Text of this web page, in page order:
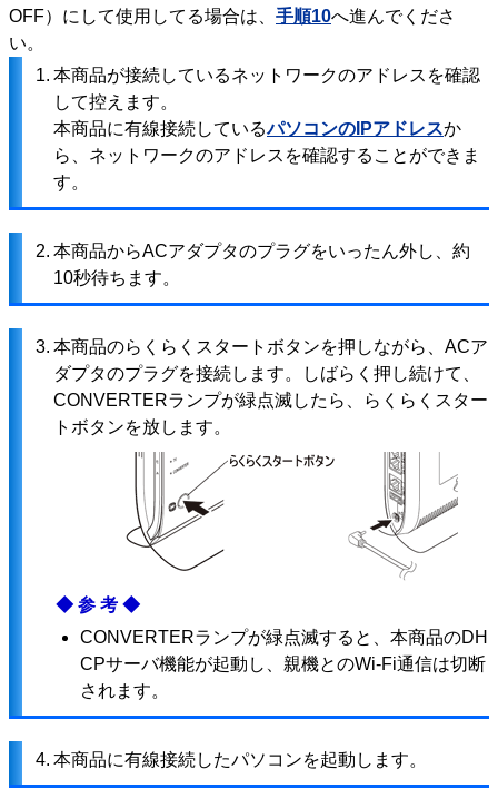
OFF）にして使用してる場合は、 手順10へ進んでくださ
い。
1. 本商品が接続しているネットワークのアドレスを確認
して控えます。
本商品に有線接続しているパソコンのIPアドレスか
ら、ネットワークのアドレスを確認することができま
す。
2. 本商品からACアダプタのプラグをいったん外し、約
10秒待ちます。
3. 本商品のらくらくスタートボタンを押しながら、ACア
ダプタのプラグを接続します。しばらく押し続けて、
CONVERTERランプが緑点滅したら、らくらくスター
トボタンを放します。
◆参考◆
CONVERTERランプが緑点滅すると、本商品のDH
CPサーバ機能が起動し、親機とのWi-Fi通信は切断
されます。
4. 本商品に有線接続したパソコンを起動します。